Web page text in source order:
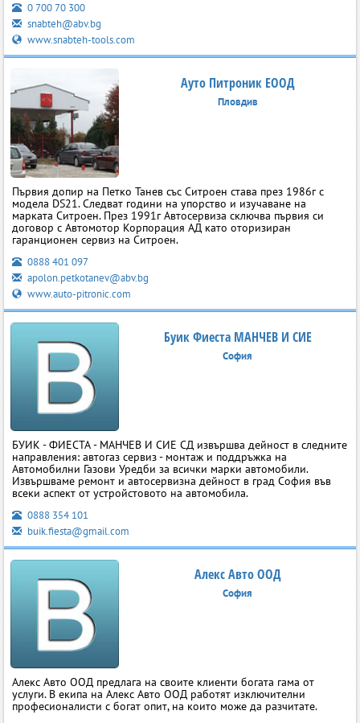
0 700 70 300
snabteh@abv.bg
www.snabteh-tools.com
Ауто Питроник ЕООД
Пловдив
Първия допир на Петко Танев със Ситроен става през 1986г с
модела DS21. Следват години на упорство и изучаване на
марката Ситроен. През 1991г Автосервиза сключва първия си
договор с Автомотор Корпорация АД като оторизиран
гаранционен сервиз на Ситроен.
0888 401 097
apolon.petkotanev@abv.bg
www.auto-pitronic.com
Буик Фиеста МАНЧЕВ И СИЕ
София
БУИК - ФИЕСТА - МАНЧЕВ И СИЕ СД извършва дейност в следните
направления: автогаз сервиз - монтаж и поддръжка на
Автомобилни Газови Уредби за всички марки автомобили.
Извършваме ремонт и автосервизна дейност в град София във
всеки аспект от устройстовото на автомобила.
0888 354 101
buik.fiesta@gmail.com
Алекс Авто ООД
София
Алекс Авто ООД предлага на своите клиенти богата гама от
услуги. В екипа на Алекс Авто ООД работят изключителни
професионалисти с богат опит, на които може да разчитате.